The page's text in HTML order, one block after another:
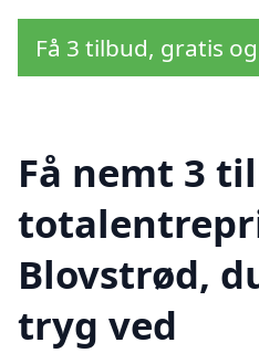
Få 3 tilbud, gratis
Få nemt 3
Blovstrød,
tryg ved